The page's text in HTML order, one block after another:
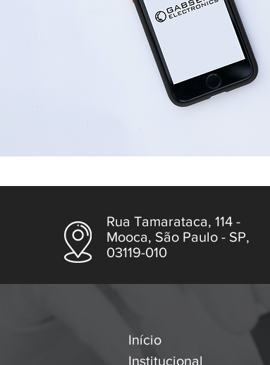
Rua Tamarataca, 114 -
Mooca, São Paulo - SP,
03119-010
Início
Institucional